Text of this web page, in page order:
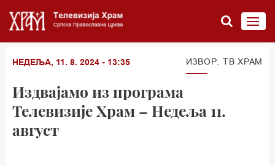
НЕДЕЉА, 11. 8. 2024 - 13:35 ИЗВОР: ТВ ХРАМ
Издвајамо из програма
Телевизије Храм – Недеља 11.
август